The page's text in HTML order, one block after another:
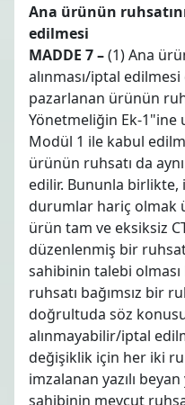
Ana ürünün
edilmesi
MADDE 7 –(1) Ana
alınması/iptal
pazarlanan ürünün
Yönetmeliğin Ek-1"ine
Modül 1 ile kabul
ürünün ruhsatı da
edilir. Bununla
durumlar hariç olmak
ürün tam ve eksiksiz
düzenlenmiş bir
sahibinin talebi
ruhsatı bağımsız bir
doğrultuda söz
alınmayabilir/iptal
değişiklik için her iki
imzalanan yazılı
sahibinin mevcut